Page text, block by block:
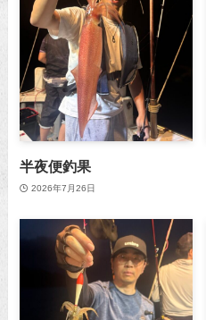
半夜便釣果
2026年7月26日